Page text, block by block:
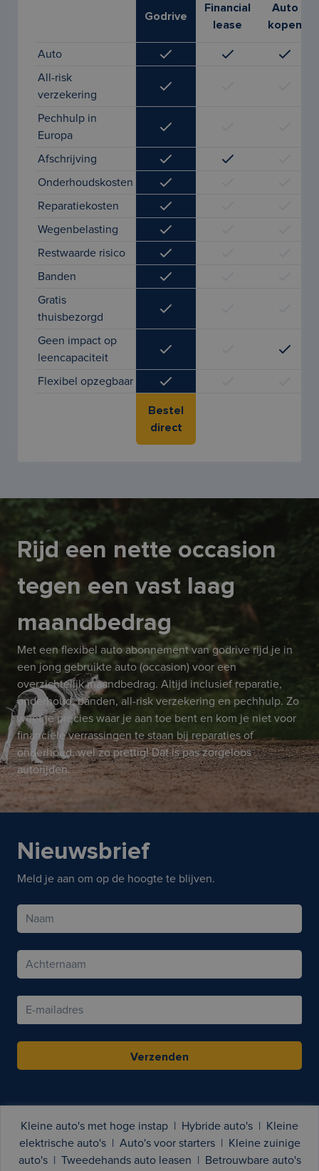
Godrive
Financial
lease
Auto
kopen
Auto
All-risk
verzekering
Pechhulp in
Europa
Afschrijving
Onderhoudskosten
Reparatiekosten
Wegenbelasting
Restwaarde risico
Banden
Gratis
thuisbezorgd
Geen impact op
leencapaciteit
Flexibel opzegbaar
Bestel
direct
Rijd een nette occasion
tegen een vast laag
maandbedrag
Met een flexibel auto abonnement van godrive rijd je in
een jong gebruikte auto (occasion) voor een
overzichtelijk maandbedrag. Altijd inclusief reparatie,
onderhoud, banden, all-risk verzekering en pechhulp. Zo
weet je precies waar je aan toe bent en kom je niet voor
financiële verrassingen te staan bij reparaties of
onderhoud, wel zo prettig! Dat is pas zorgeloos
autorijden.
Nieuwsbrief
Meld je aan om op de hoogte te blijven.
Verzenden
Kleine auto's met hoge instap Hybride auto's
Kleine
elektrische auto's
Auto's voor starters
Kleine zuinige
auto's
Tweedehands auto leasen
Betrouwbare auto's